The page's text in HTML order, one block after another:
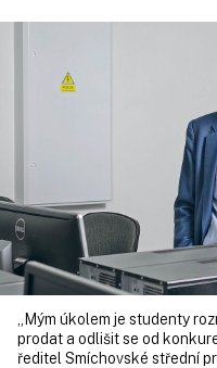
„Mým úkolem je studenty
prodat a odlišit se od
ředitel Smíchovské střední